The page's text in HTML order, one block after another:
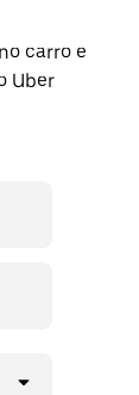
carro e
Uber